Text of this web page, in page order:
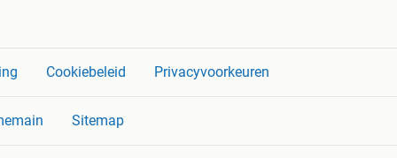
Cookiebeleid Privacyvoorkeuren
Sitemap